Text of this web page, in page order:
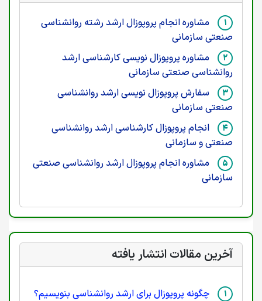
مشاوره انجام پروپوزال ارشد رشته روانشناسی
صنعتی سازمانی
مشاوره پروپوزال نویسی کارشناسی ارشد
روانشناسی صنعتی سازمانی
سفارش پروپوزال نویسی ارشد روانشناسی
صنعتی سازمانی
انجام پروپوزال کارشناسی ارشد روانشناسی
صنعتی و سازمانی
مشاوره انجام پروپوزال ارشد روانشناسی صنعتی
سازمانی
آخرین مقالات انتشار یافته
چگونه پروپوزال برای ارشد روانشناسی بنویسیم؟